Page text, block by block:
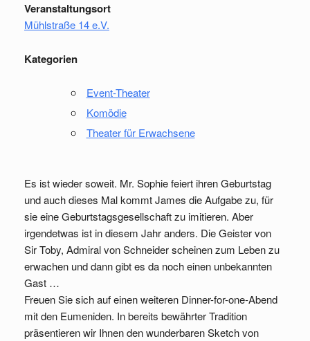
Veranstaltungsort
Mühlstraße 14 e.V.
Kategorien
Event-Theater
Komödie
Theater für Erwachsene
Es ist wieder soweit. Mr. Sophie feiert ihren Geburtstag
und auch dieses Mal kommt James die Aufgabe zu, für
sie eine Geburtstagsgesellschaft zu imitieren. Aber
irgendetwas ist in diesem Jahr anders. Die Geister von
Sir Toby, Admiral von Schneider scheinen zum Leben zu
erwachen und dann gibt es da noch einen unbekannten
Gast …
Freuen Sie sich auf einen weiteren Dinner-for-one-Abend
mit den Eumeniden. In bereits bewährter Tradition
präsentieren wir Ihnen den wunderbaren Sketch von